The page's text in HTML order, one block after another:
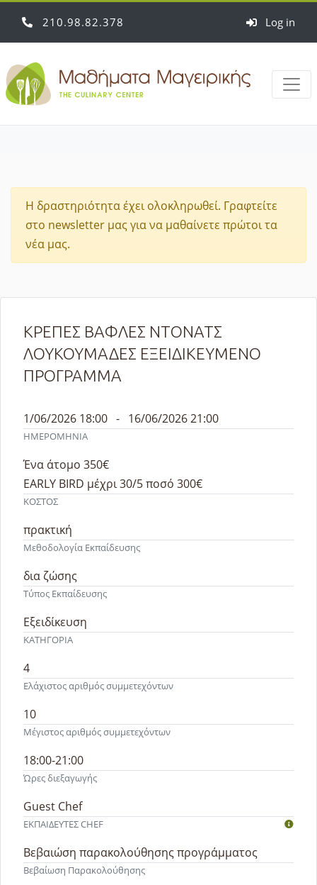
210 98 82 378 Log in
Η δραστηριότητα έχει ολοκληρωθεί. Γραφτείτε
στο newsletter μας για να μαθαίνετε πρώτοι τα
νέα μας.
ΚΡΕΠΕΣ ΒΑΦΛΕΣ ΝΤΟΝΑΤΣ
ΛΟΥΚΟΥΜΑΔΕΣ ΕΞΕΙΔΙΚΕΥΜΕΝΟ
ΠΡΟΓΡΑΜΜΑ
ΗΜΕΡΟΜΗΝΙΑ
1/06/2026 18:00 - 16/06/2026 21:00
ΚΟΣΤΟΣ
Ένα άτομο 350€
EARLY BIRD μέχρι 30/5 ποσό 300€
Μεθοδολογία Εκπαίδευσης
πρακτική
Τύπος Εκπαίδευσης
δια ζώσης
ΚΑΤΗΓΟΡΙΑ
Εξειδίκευση
Ελάχιστος αριθμός συμμετεχόντων
4
Μέγιστος αριθμός συμμετεχόντων
10
Ώρες διεξαγωγής
18:00-21:00
ΕΚΠΑΙΔΕΥΤEΣ CHEF
Guest Chef
Βεβαίωση Παρακολούθησης
Βεβαιώση παρακολούθησης προγράμματος